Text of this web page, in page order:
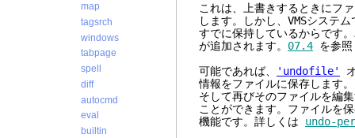
map
tagsrch
windows
tabpage
spell
diff
autocmd
eval
builtin
これは、上書きするときにフ
します。しかし、VMSシステ
すでに保持しているからです
が追加されます。 07.4 を参
可能であれば、
'undofile'
情報をファイルに保存します
そして再びそのファイルを編
ことができます。ファイルを
機能です。詳しくは undo-